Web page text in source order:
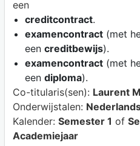
een
creditcontract.
examencontract(met
een creditbewijs).
examencontract(met
een diploma).
Co-titularis(sen): Laurent
Onderwijstalen:
Kalender: Semester 1 of
Academiejaar